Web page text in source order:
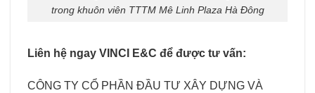
trong khuôn viên TTTM Mê Linh Plaza Hà Đông
Liên hệ ngay VINCI E&C để được tư vấn:
CÔNG TY CỔ PHẦN ĐẦU TƯ XÂY DỰNG VÀ